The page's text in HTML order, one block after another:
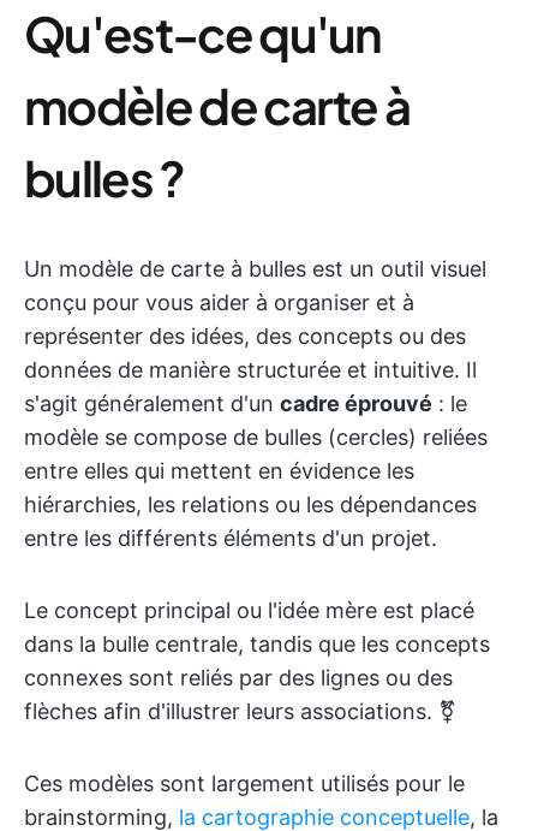
Qu'est-ce qu'un
modèle de carte à
bulles ?
Un modèle de carte à bulles est un outil visuel
conçu pour vous aider à organiser et à
représenter des idées, des concepts ou des
données de manière structurée et intuitive. Il
s'agit généralement d'un cadre éprouvé : le
modèle se compose de bulles (cercles) reliées
entre elles qui mettent en évidence les
hiérarchies, les relations ou les dépendances
entre les différents éléments d'un projet.
Le concept principal ou l'idée mère est placé
dans la bulle centrale, tandis que les concepts
connexes sont reliés par des lignes ou des
flèches afin d'illustrer leurs associations. ⚧️
Ces modèles sont largement utilisés pour le
brainstorming, la cartographie conceptuelle, la